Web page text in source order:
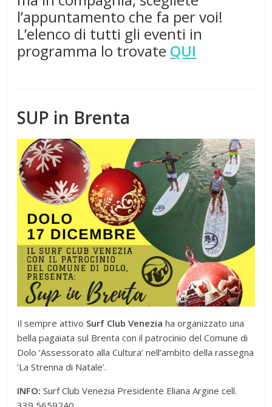
l’appuntamento che fa per voi!
L’elenco di tutti gli eventi in
programma lo trovate QUI
SUP in Brenta
Il sempre attivo Surf Club Venezia ha organizzato una
bella pagaiata sul Brenta con il patrocinio del Comune di
Dolo ‘Assessorato alla Cultura’ nell’ambito della rassegna
‘La Strenna di Natale’.
INFO:Surf Club Venezia Presidente Eliana Argine cell.